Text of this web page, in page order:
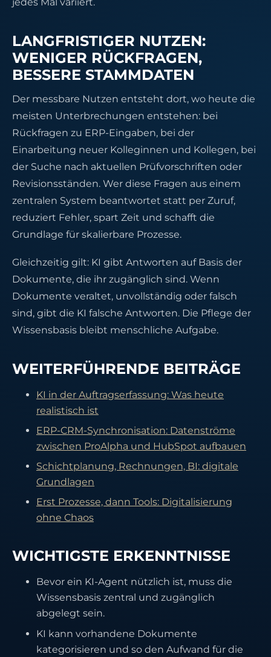
LANGFRISTIGER NUTZEN:
WENIGER RÜCKFRAGEN,
BESSERE STAMMDATEN
Der messbare Nutzen entsteht dort, wo heute die
meisten Unterbrechungen entstehen: bei
Rückfragen zu ERP-Eingaben, bei der
Einarbeitung neuer Kolleginnen und Kollegen, bei
der Suche nach aktuellen Prüfvorschriften oder
Revisionsständen. Wer diese Fragen aus einem
zentralen System beantwortet statt per Zuruf,
reduziert Fehler, spart Zeit und schafft die
Grundlage für skalierbare Prozesse.
Gleichzeitig gilt: KI gibt Antworten auf Basis der
Dokumente, die ihr zugänglich sind. Wenn
Dokumente veraltet, unvollständig oder falsch
sind, gibt die KI falsche Antworten. Die Pflege der
Wissensbasis bleibt menschliche Aufgabe.
WEITERFÜHRENDE BEITRÄGE
KI in der Auftragserfassung: Was heute
realistisch ist
ERP-CRM-Synchronisation: Datenströme
zwischen ProAlpha und HubSpot aufbauen
Schichtplanung, Rechnungen, BI: digitale
Grundlagen
Erst Prozesse, dann Tools: Digitalisierung
ohne Chaos
WICHTIGSTE ERKENNTNISSE
Bevor ein KI-Agent nützlich ist, muss die
Wissensbasis zentral und zugänglich
abgelegt sein.
KI kann vorhandene Dokumente
kategorisieren und so den Aufwand für die